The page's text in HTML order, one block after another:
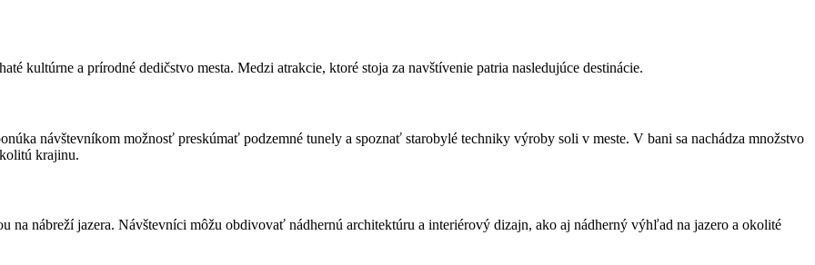
kultúrne a prírodné dedičstvo mesta. Medzi atrakcie, ktoré stoja za navštívenie patria nasledujúce destinácie.
návštevníkom možnosť preskúmať podzemné tunely a spoznať starobylé techniky výroby soli v meste. V bani sa nachádza množstvo
krajinu.
na nábreží jazera. Návštevníci môžu obdivovať nádhernú architektúru a interiérový dizajn, ako aj nádherný výhľad na jazero a okolité